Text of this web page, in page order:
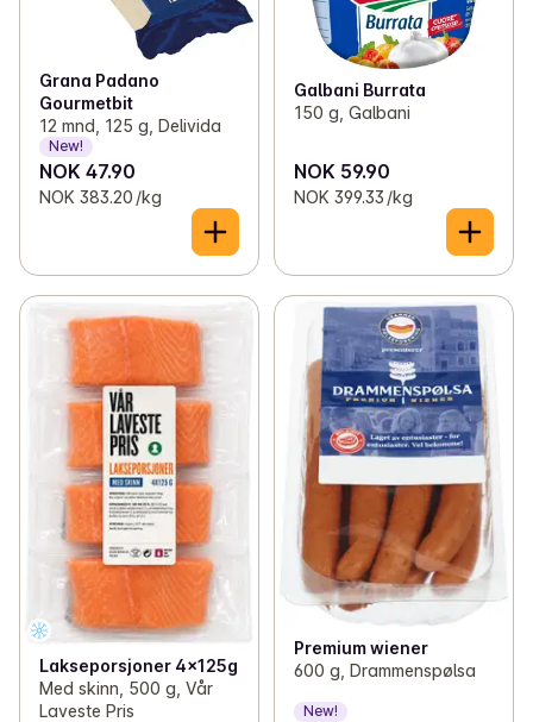
Grana Padano
Gourmetbit
12 mnd, 125 g, Delivida
New!
NOK 47.90
NOK 383.20 /kg
Galbani Burrata
150 g, Galbani
NOK 59.90
NOK 399.33 /kg
Lakseporsjoner 4x125g
Med skinn, 500 g, Vår
Laveste Pris
Premium wiener
600 g, Drammenspølsa
New!